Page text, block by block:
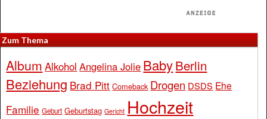
Zum Thema
Album Alkohol Angelina Jolie BabyBerlin
Beziehung Brad Pitt Comeback Drogen DSDS Ehe
Familie Geburt Geburtstag Gericht Hochzeit